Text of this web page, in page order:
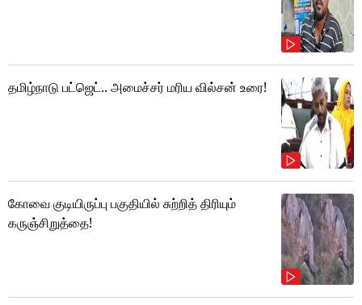
தமிழ்நாடு பட்ஜெட்.. அமைச்சர் மரிய வில்சன் உரை!
கோவை குடியிருப்பு பகுதியில் சுற்றித் திரியும்
கருஞ்சிறுத்தை!